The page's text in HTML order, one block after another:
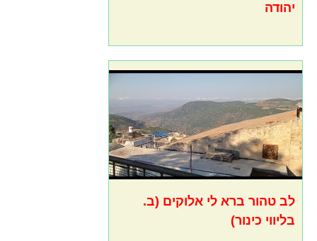
יהודה
לב טהור ברא לי אלוקים (ב.
בליווי כינור)